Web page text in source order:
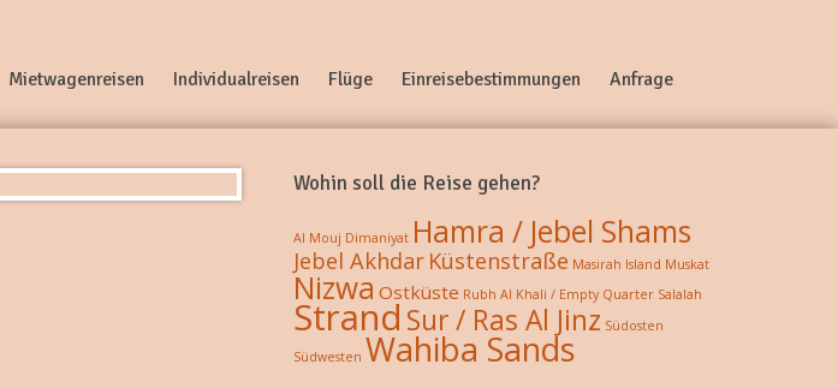
Mietwagenreisen Individualreisen Flüge Einreisebestimmungen Anfrage
Wohin soll die Reise gehen?
Al Mouj Dimaniyat Hamra / Jebel Shams
Jebel Akhdar Küstenstraße Masirah Island Muskat
Nizwa Ostküste Rubh Al Khali / Empty Quarter Salalah
Strand Sur / Ras Al Jinz Südosten
Südwesten Wahiba Sands